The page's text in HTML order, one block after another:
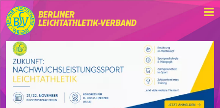
BERLINER
LEICHTATHLETIK-VERBAND